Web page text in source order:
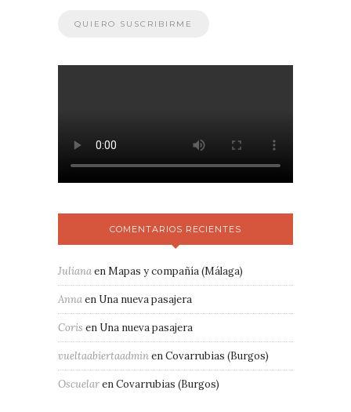
COMENTARIOS RECIENTES
JulianaenMapas y compañía (Málaga)
Annaen Una nueva pasajera
Coris en Una nueva pasajera
vueltaabiertaadminenCovarrubias (Burgos)
OscuelarenCovarrubias (Burgos)